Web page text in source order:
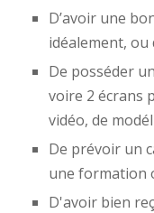
D’avoir une
idéalement, ou
De posséder
voire 2 écrans
vidéo, de
De prévoir un
une formation
D'avoir bien